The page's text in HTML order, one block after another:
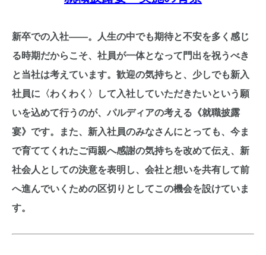
新卒での入社――。人生の中でも期待と不安を多く感じ
る時期だからこそ、社員が一体となって門出を祝うべき
と当社は考えています。歓迎の気持ちと、少しでも新入
社員に〈わくわく〉して入社していただきたいという願
いを込めて行うのが、パルディアの考える《就職披露
宴》です。また、新入社員のみなさんにとっても、今ま
で育ててくれたご両親へ感謝の気持ちを改めて伝え、新
社会人としての決意を表明し、会社と想いを共有して前
へ進んでいくための区切りとしてこの機会を設けていま
す。